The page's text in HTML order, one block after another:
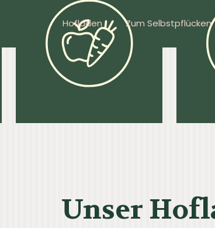
Hofladen Zum Selbstpflücken
Unser